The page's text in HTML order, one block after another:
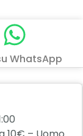
WhatsApp